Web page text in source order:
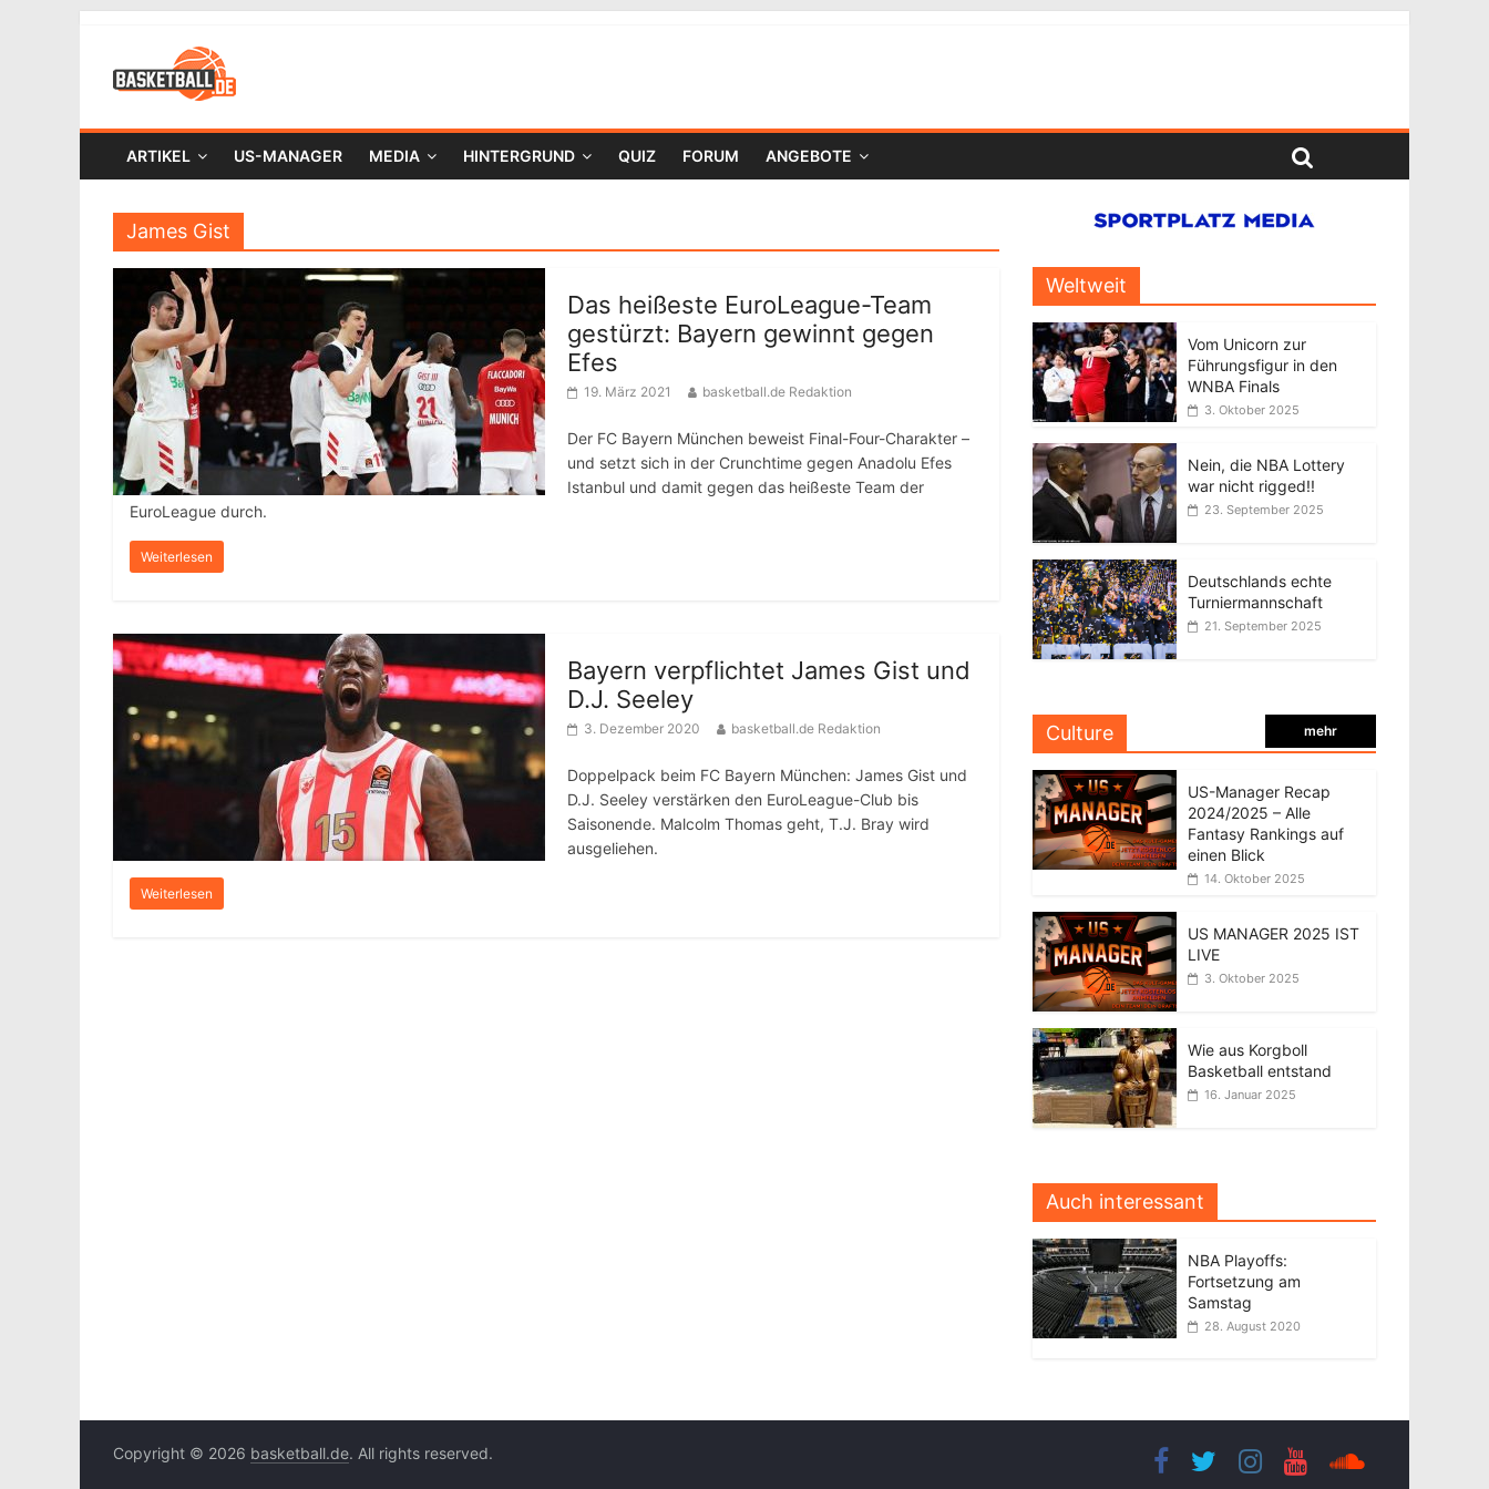
ARTIKEL US-MANAGER MEDIA HINTERGRUND QUIZ FORUM ANGEBOTE
James Gist
Das heißeste EuroLeague-Team
gestürzt: Bayern gewinnt gegen
Efes
19. März 2021 basketball.de Redaktion
Der FC Bayern München beweist Final-Four-Charakter –
und setzt sich in der Crunchtime gegen Anadolu Efes
Istanbul und damit gegen das heißeste Team der
EuroLeague durch.
Weiterlesen
Bayern verpflichtet James Gist und
D.J. Seeley
3. Dezember 2020 basketball.de Redaktion
Doppelpack beim FC Bayern München: James Gist und
D.J. Seeley verstärken den EuroLeague-Club bis
Saisonende. Malcolm Thomas geht, T.J. Bray wird
ausgeliehen.
Weiterlesen
Weltweit
Vom Unicorn zur
Führungsfigur in den
WNBA Finals
3. Oktober 2025
Nein, die NBA Lottery
war nicht rigged!!
23. September 2025
Deutschlands echte
Turniermannschaft
21. September 2025
Culture mehr
US-Manager Recap
2024/2025 – Alle
Fantasy Rankings auf
einen Blick
14. Oktober 2025
US MANAGER 2025 IST
LIVE
3. Oktober 2025
Wie aus Korgboll
Basketball entstand
16. Januar 2025
Auch interessant
NBA Playoffs:
Fortsetzung am
Samstag
28. August 2020
Copyright © 2026 basketball.de. All rights reserved.